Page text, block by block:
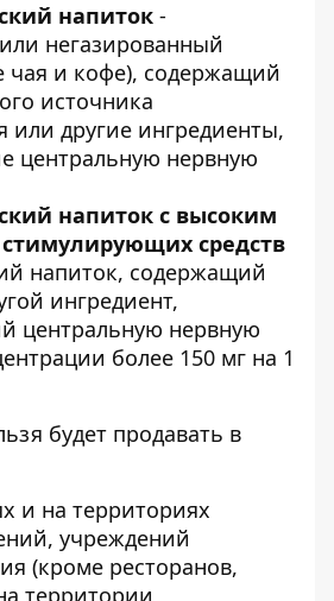
напиток -
негазированный
чая и кофе), содержащий
источника
или другие ингредиенты,
центральную нервную
напиток с высоким
средств
напиток, содержащий
ингредиент,
центральную нервную
более 150 мг на 1
будет продавать в
и на территориях
учреждений
(кроме ресторанов,
территории